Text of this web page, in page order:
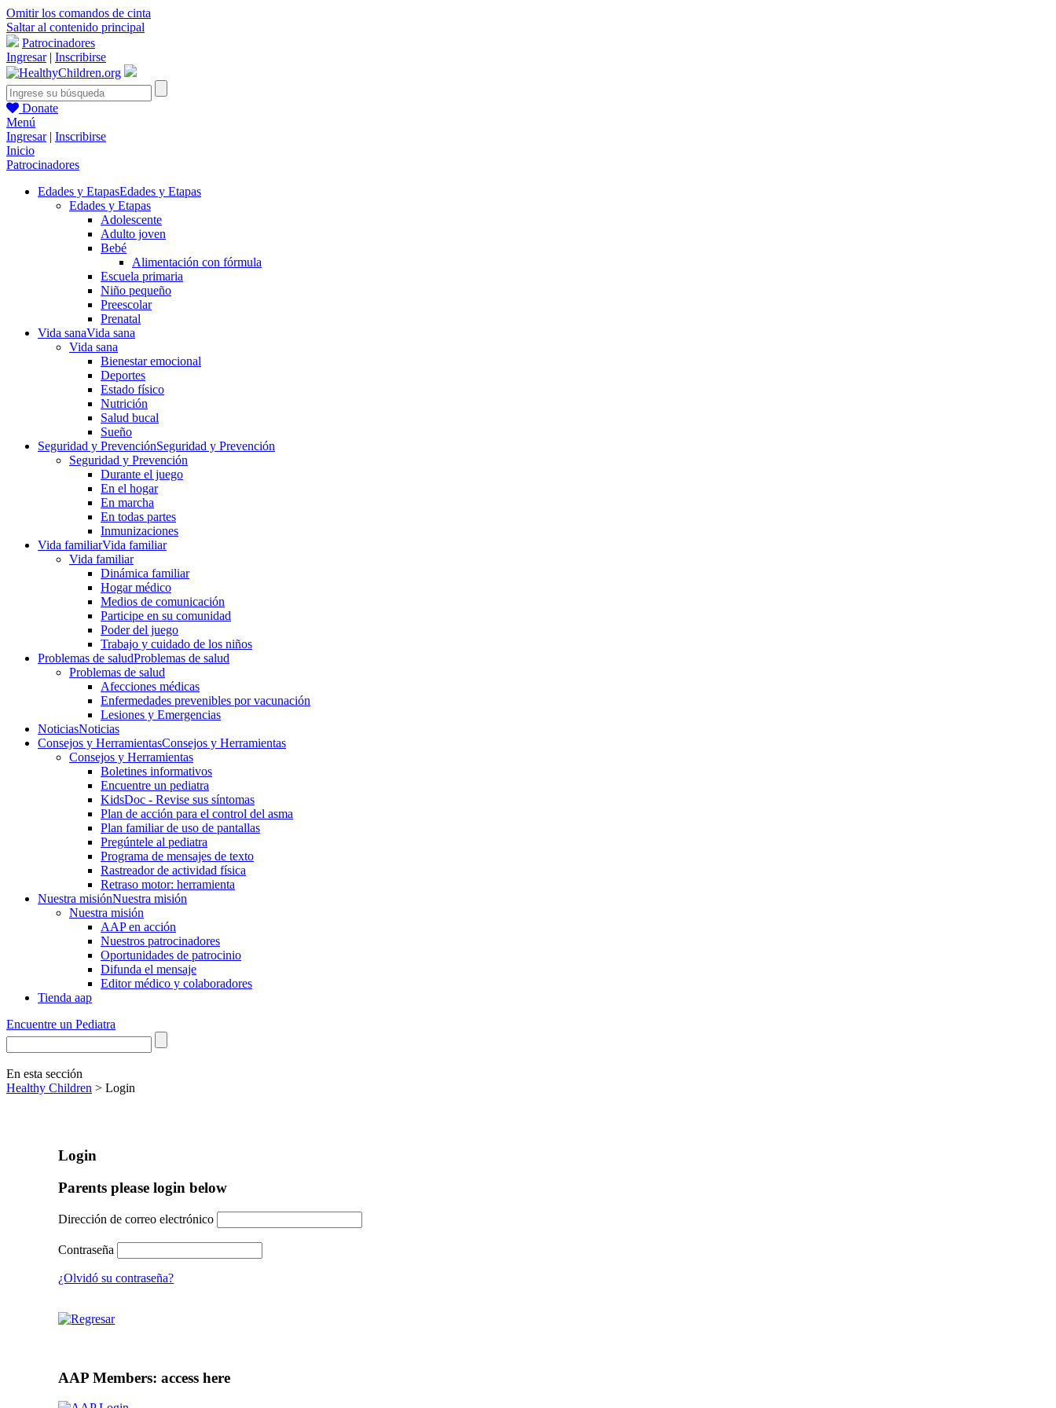
Omitir los comandos de cinta
Saltar al contenido principal
Patrocinadores
Ingresar| Inscribirse
Donate
Menú
Ingresar| Inscribirse
Inicio
Patrocinadores
Edades y EtapasEdades y Etapas
Edades y Etapas
Adolescente
Adulto joven
Bebé
Alimentación con fórmula
Escuela primaria
Niño pequeño
Preescolar
Prenatal
Vida sanaVida sana
Vida sana
Bienestar emocional
Deportes
Estado físico
Nutrición
Salud bucal
Sueño
Seguridad y PrevenciónSeguridad y Prevención
Seguridad y Prevención
Durante el juego
En el hogar
En marcha
En todas partes
Inmunizaciones
Vida familiarVida familiar
Vida familiar
Dinámica familiar
Hogar médico
Medios de comunicación
Participe en su comunidad
Poder del juego
Trabajo y cuidado de los niños
Problemas de saludProblemas de salud
Problemas de salud
Afecciones médicas
Enfermedades prevenibles por vacunación
Lesiones y Emergencias
NoticiasNoticias
Consejos y HerramientasConsejos y Herramientas
Consejos y Herramientas
Boletines informativos
Encuentre un pediatra
KidsDoc - Revise sus síntomas
Plan de acción para el control del asma
Plan familiar de uso de pantallas
Pregúntele al pediatra
Programa de mensajes de texto
Rastre​​ador de activida​d física
Retraso motor: herramienta
Nuestra misiónNuestra misión
Nuestra misión
AAP en acción
Nuestros patrocinadores
Oportunidades de patrocinio
Difunda el mensaje
Editor médico y colaboradores
Tienda aap
Encuentre un Pediatra
En esta sección
Healthy Children > Login
Login
Parents please login below
Dirección de correo electrónico
Contraseña
¿Olvidó su contraseña?
AAP Members: access here